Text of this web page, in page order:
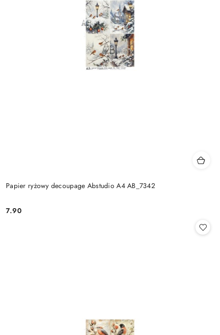
Papier ryżowy decoupage Abstudio A4 AB_7342
Cena:
7.90